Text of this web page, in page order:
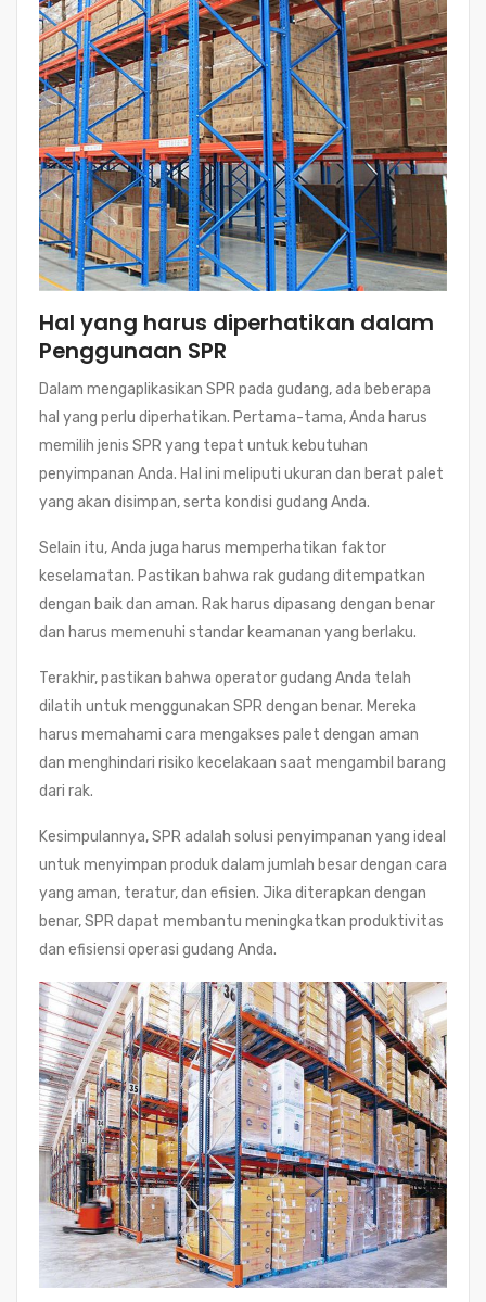
Hal yang harus diperhatikan dalam
Penggunaan SPR
Dalam mengaplikasikan SPR pada gudang, ada beberapa
hal yang perlu diperhatikan. Pertama-tama, Anda harus
memilih jenis SPR yang tepat untuk kebutuhan
penyimpanan Anda. Hal ini meliputi ukuran dan berat palet
yang akan disimpan, serta kondisi gudang Anda.
Selain itu, Anda juga harus memperhatikan faktor
keselamatan. Pastikan bahwa rak gudang ditempatkan
dengan baik dan aman. Rak harus dipasang dengan benar
dan harus memenuhi standar keamanan yang berlaku.
Terakhir, pastikan bahwa operator gudang Anda telah
dilatih untuk menggunakan SPR dengan benar. Mereka
harus memahami cara mengakses palet dengan aman
dan menghindari risiko kecelakaan saat mengambil barang
dari rak.
Kesimpulannya, SPR adalah solusi penyimpanan yang ideal
untuk menyimpan produk dalam jumlah besar dengan cara
yang aman, teratur, dan efisien. Jika diterapkan dengan
benar, SPR dapat membantu meningkatkan produktivitas
dan efisiensi operasi gudang Anda.